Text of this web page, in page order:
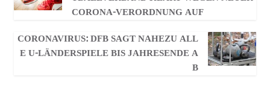
CORONA-VERORDNUNG AUF
CORONAVIRUS: DFB SAGT NAHEZU ALL
E U-LÄNDERSPIELE BIS JAHRESENDE A
B